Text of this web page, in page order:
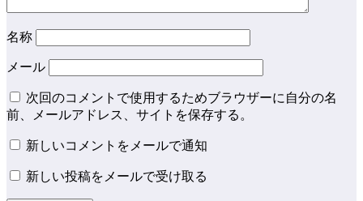
名称
メール
次回のコメントで使用するためブラウザーに自分の名
前、メールアドレス、サイトを保存する。
新しいコメントをメールで通知
新しい投稿をメールで受け取る